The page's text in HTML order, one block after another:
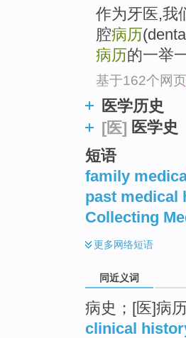
作为牙医,我
腔病历
病历的一举
基于162个网页
医学历史
[医] 医学史
短语
family
past medical
Collecting
更多网络短语
同近义词
病史；[医]病历
clinical